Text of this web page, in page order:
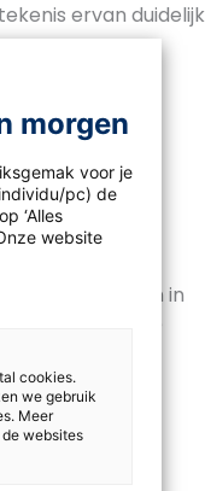
ervan duidelijk
gebruikt worden in
voor deze
morgen
voor je
pc) de
‘Alles
website
cookies.
we gebruik
Meer
websites